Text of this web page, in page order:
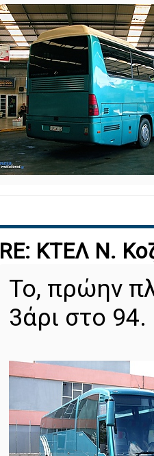
RE: ΚΤΕΛ Ν.
Το, πρώην
3άρι στο 94.